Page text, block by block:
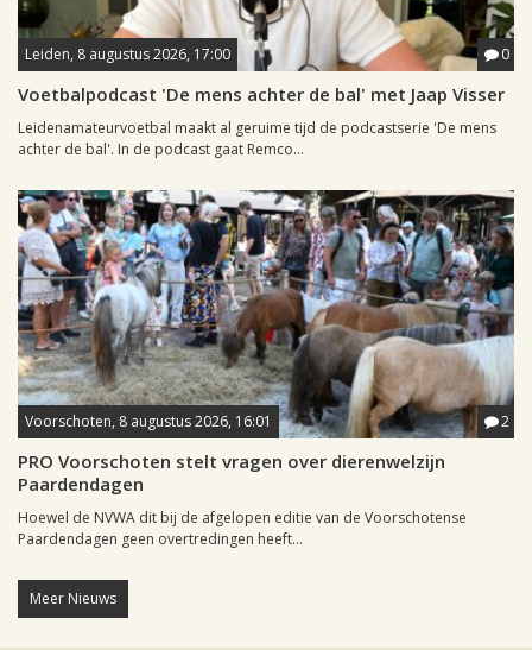
Leiden, 8 augustus 2026, 17:00 0
Voetbalpodcast 'De mens achter de bal' met Jaap Visser
Leidenamateurvoetbal maakt al geruime tijd de podcastserie 'De mens
achter de bal'. In de podcast gaat Remco...
Voorschoten, 8 augustus 2026, 16:01 2
PRO Voorschoten stelt vragen over dierenwelzijn
Paardendagen
Hoewel de NVWA dit bij de afgelopen editie van de Voorschotense
Paardendagen geen overtredingen heeft...
Meer Nieuws